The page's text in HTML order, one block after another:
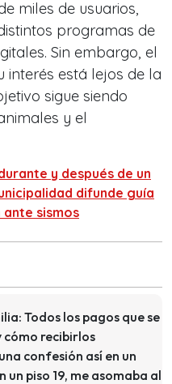
miles de usuarios,
programas de
Sin embargo, el
interés está lejos de la
sigue siendo
y el
y después de un
difunde guía
sismos
Todos los pagos que se
recibirlos
confesión así en un
un piso 19, me asomaba al